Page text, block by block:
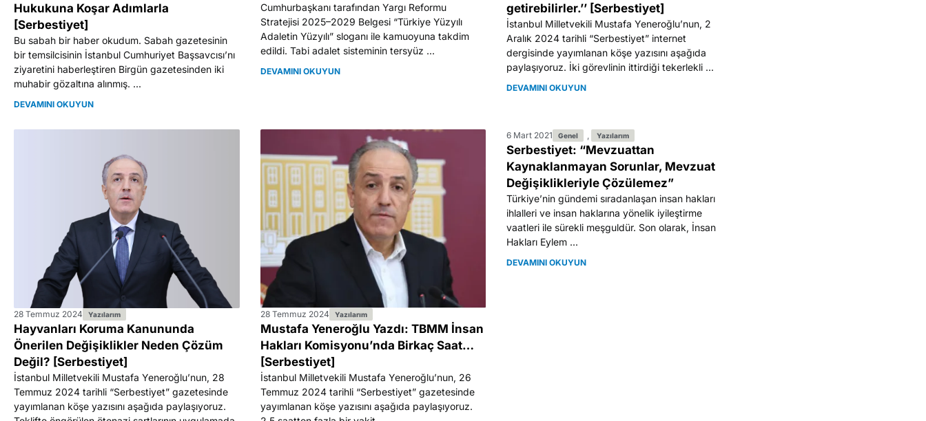
Hukukuna Koşar Adımlarla
[Serbestiyet]
Bu sabah bir haber okudum. Sabah gazetesinin
bir temsilcisinin İstanbul Cumhuriyet Başsavcısı’nı
ziyaretini haberleştiren Birgün gazetesinden iki
muhabir gözaltına alınmış. ...
DEVAMINI OKUYUN
Cumhurbaşkanı tarafından Yargı Reformu
Stratejisi 2025–2029 Belgesi “Türkiye Yüzyılı
Adaletin Yüzyılı” sloganı ile kamuoyuna takdim
edildi. Tabi adalet sisteminin tersyüz ...
DEVAMINI OKUYUN
getirebilirler.’’ [Serbestiyet]
İstanbul Milletvekili Mustafa Yeneroğlu’nun, 2
Aralık 2024 tarihli “Serbestiyet” internet
dergisinde yayımlanan köşe yazısını aşağıda
paylaşıyoruz. İki görevlinin ittirdiği tekerlekli ...
DEVAMINI OKUYUN
28 Temmuz 2024 Yazılarım
Hayvanları Koruma Kanununda
Önerilen Değişiklikler Neden Çözüm
Değil? [Serbestiyet]
İstanbul Milletvekili Mustafa Yeneroğlu’nun, 28
Temmuz 2024 tarihli “Serbestiyet” gazetesinde
yayımlanan köşe yazısını aşağıda paylaşıyoruz.
28 Temmuz 2024 Yazılarım
Mustafa Yeneroğlu Yazdı: TBMM İnsan
Hakları Komisyonu’nda Birkaç Saat…
[Serbestiyet]
İstanbul Milletvekili Mustafa Yeneroğlu’nun, 26
Temmuz 2024 tarihli “Serbestiyet” gazetesinde
yayımlanan köşe yazısını aşağıda paylaşıyoruz.
6 Mart 2021 Genel , Yazılarım
Serbestiyet: “Mevzuattan
Kaynaklanmayan Sorunlar, Mevzuat
Değişiklikleriyle Çözülemez”
Türkiye’nin gündemi sıradanlaşan insan hakları
ihlalleri ve insan haklarına yönelik iyileştirme
vaatleri ile sürekli meşguldür. Son olarak, İnsan
Hakları Eylem ...
DEVAMINI OKUYUN